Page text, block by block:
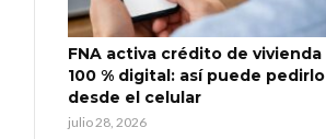
FNA activa crédito de vivienda
100 % digital: así puede pedirlo
desde el celular
julio 28, 2026